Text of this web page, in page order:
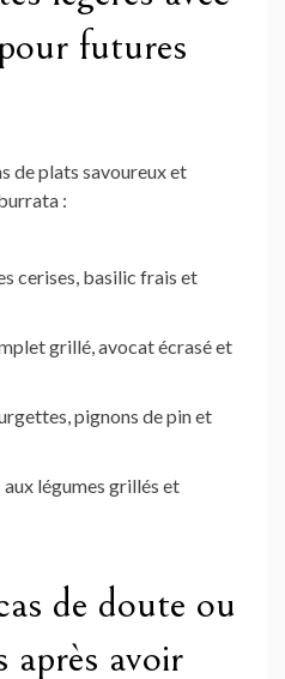
futures
de plats savoureux et
:
cerises, basilic frais et
grillé, avocat écrasé et
pignons de pin et
légumes grillés et
de doute ou
après avoir